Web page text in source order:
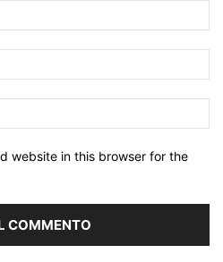
website in this browser for the